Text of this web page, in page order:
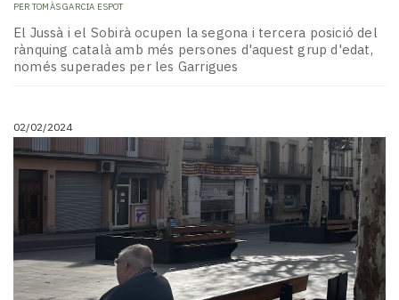
PER TOMÀS GARCIA ESPOT
El Jussà i el Sobirà ocupen la segona i tercera posició del
rànquing català amb més persones d'aquest grup d'edat,
només superades per les Garrigues
02/02/2024